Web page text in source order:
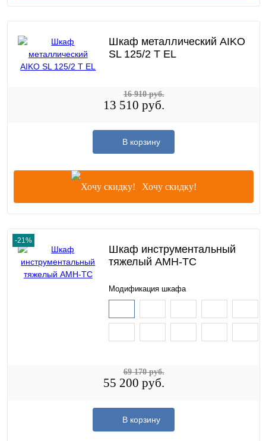
Шкаф металлический AIKO
SL 125/2 T EL
13 510 руб.
16 910 руб.
В корзину
Хочу скидку!
-21%
Шкаф инструментальный
тяжелый AMH-TC
Модификация шкафа
55 200 руб.
69 170 руб.
В корзину